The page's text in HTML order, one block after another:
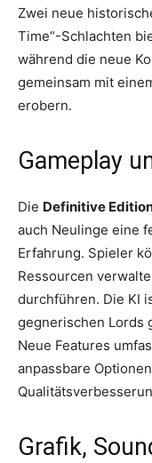
Zwei neue
Time“-Schlachten
während die neue
gemeinsam mit
erobern.
Gameplay
Die Definitive
auch Neulinge eine
Erfahrung. Spieler
Ressourcen
durchführen. Die KI
gegnerischen Lords
Neue Features
anpassbare
Grafik,